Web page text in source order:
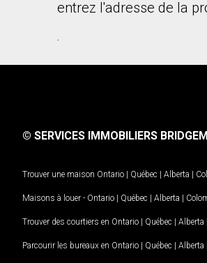
entrez l'adresse de la
.
© SERVICES IMMOBILIERS
Trouver une maison Ontario | Québec | Alberta |
Maisons à louer - Ontario | Québec | Alberta |
Trouver des courtiers en Ontario | Québec | Alberta
Parcourir les bureaux en Ontario | Québec | Alberta